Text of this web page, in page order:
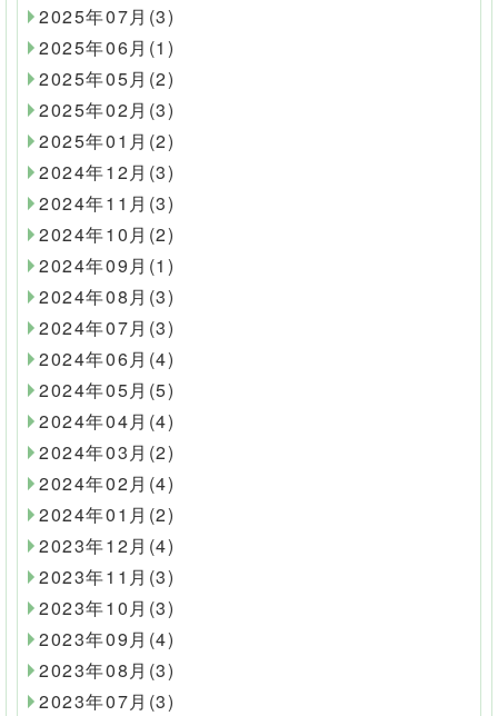
2025年07月(3)
2025年06月(1)
2025年05月(2)
2025年02月(3)
2025年01月(2)
2024年12月(3)
2024年11月(3)
2024年10月(2)
2024年09月(1)
2024年08月(3)
2024年07月(3)
2024年06月(4)
2024年05月(5)
2024年04月(4)
2024年03月(2)
2024年02月(4)
2024年01月(2)
2023年12月(4)
2023年11月(3)
2023年10月(3)
2023年09月(4)
2023年08月(3)
2023年07月(3)